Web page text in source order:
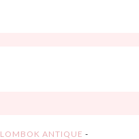
LOMBOK ANTIQUE -